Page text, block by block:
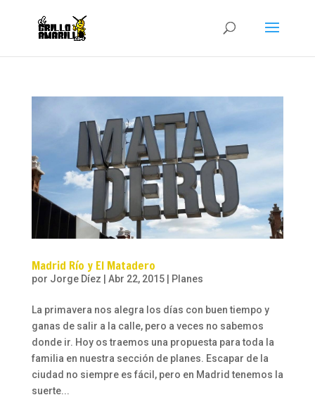
Madrid Río y El Matadero
por Jorge Díez | Abr 22, 2015| Planes
La primavera nos alegra los días con buen tiempo y
ganas de salir a la calle, pero a veces no sabemos
donde ir. Hoy os traemos una propuesta para toda la
familia en nuestra sección de planes. Escapar de la
ciudad no siempre es fácil, pero en Madrid tenemos la
suerte...